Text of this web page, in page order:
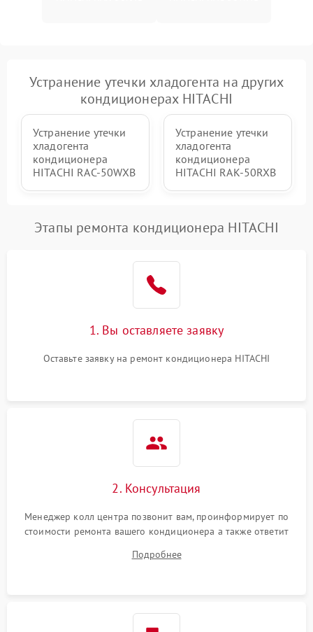
Устранение утечки хладогента на других
кондиционерах HITACHI
Устранение утечки
хладогента
кондиционера
HITACHI RAC-50WXB
Устранение утечки
хладогента
кондиционера
HITACHI RAK-50RXB
Этапы ремонта кондиционера HITACHI
1. Вы оставляете заявку
Оставьте заявку на ремонт кондиционера HITACHI
2. Консультация
Менеджер колл центра позвонит вам, проинформирует по
стоимости ремонта вашего кондиционера а также ответит
Подробнее